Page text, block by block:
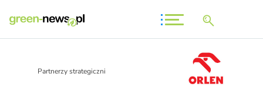
Partnerzy strategiczni